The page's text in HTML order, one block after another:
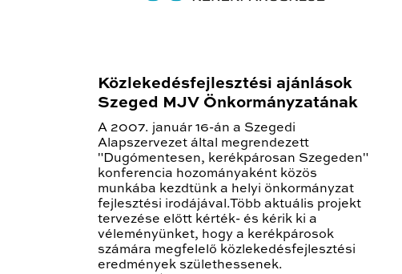
Közlekedésfejlesztési ajánlások
Szeged MJV Önkormányzatának
A 2007. január 16-án a Szegedi
Alapszervezet által megrendezett
"Dugómentesen, kerékpárosan Szegeden"
konferencia hozományaként közös
munkába kezdtünk a helyi önkormányzat
fejlesztési irodájával.Több aktuális projekt
tervezése előtt kérték- és kérik ki a
véleményünket, hogy a kerékpárosok
számára megfelelő közlekedésfejlesztési
eredmények születhessenek.